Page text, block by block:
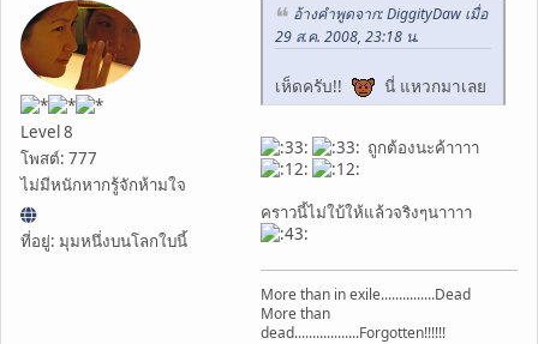
Level 8
โพสต์: 777
ไม่มีหนักหากรู้จักห้ามใจ
ที่อยู่: มุมหนึ่งบนโลกใบนี้
อ้างคำพูดจาก: DiggityDaw เมื่อ
29 ส.ค. 2008, 23:18 น.
เห็ดครับ!! นี่ แหวกมาเลย
ถูกต้องนะค้าาาา
คราวนี้ไม่ใบ้ให้แล้วจริงๆนาาาา
More than in exile...............Dead
More than
dead..................Forgotten!!!!!!